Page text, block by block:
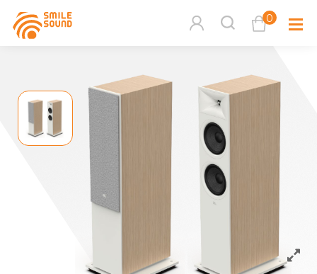
0
查看購物車
商品分類查詢
請選擇商品分類
品牌
多媒